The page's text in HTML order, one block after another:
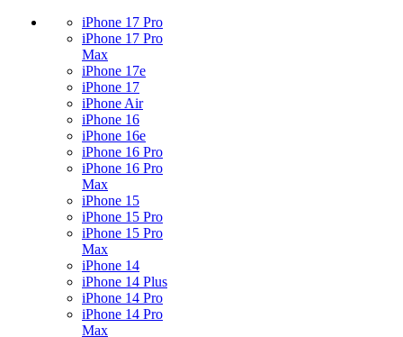
iPhone 17 Pro
iPhone 17 Pro
Max
iPhone 17e
iPhone 17
iPhone Air
iPhone 16
iPhone 16e
iPhone 16 Pro
iPhone 16 Pro
Max
iPhone 15
iPhone 15 Pro
iPhone 15 Pro
Max
iPhone 14
iPhone 14 Plus
iPhone 14 Pro
iPhone 14 Pro
Max